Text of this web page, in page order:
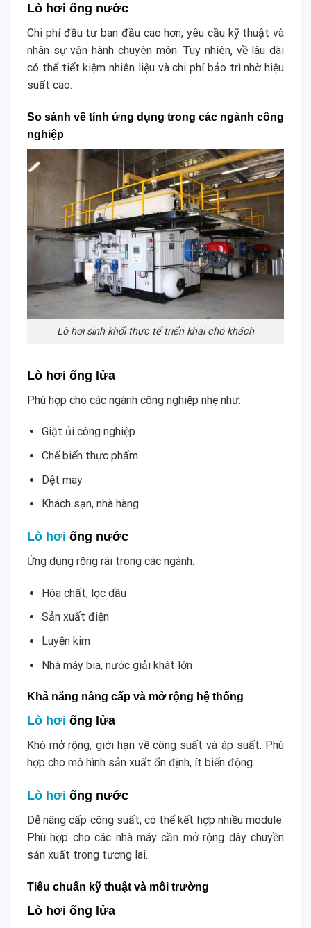
Lò hơi ống nước
Chi phí đầu tư ban đầu cao hơn, yêu cầu kỹ thuật và
nhân sự vận hành chuyên môn. Tuy nhiên, về lâu dài
có thể tiết kiệm nhiên liệu và chi phí bảo trì nhờ hiệu
suất cao.
So sánh về tính ứng dụng trong các ngành công
nghiệp
Lò hơi sinh khối thực tế triển khai cho khách
Lò hơi ống lửa
Phù hợp cho các ngành công nghiệp nhẹ như:
Giặt ủi công nghiệp
Chế biến thực phẩm
Dệt may
Khách sạn, nhà hàng
Lò hơi ống nước
Ứng dụng rộng rãi trong các ngành:
Hóa chất, lọc dầu
Sản xuất điện
Luyện kim
Nhà máy bia, nước giải khát lớn
Khả năng nâng cấp và mở rộng hệ thống
Lò hơi ống lửa
Khó mở rộng, giới hạn về công suất và áp suất. Phù
hợp cho mô hình sản xuất ổn định, ít biến động.
Lò hơi ống nước
Dễ nâng cấp công suất, có thể kết hợp nhiều module.
Phù hợp cho các nhà máy cần mở rộng dây chuyền
sản xuất trong tương lai.
Tiêu chuẩn kỹ thuật và môi trường
Lò hơi ống lửa